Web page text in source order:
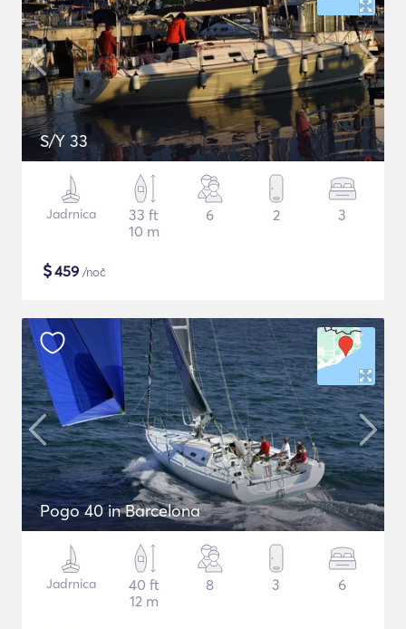
S/Y 33
Jadrnica
33 ft
10 m
6 2 3
$459 /noč
Pogo 40 in Barcelona
Jadrnica
40 ft
12 m
8 3 6